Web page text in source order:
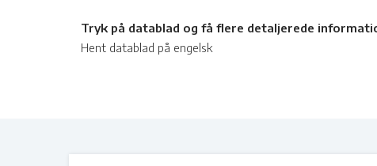
Tryk på datablad og få flere detaljerede
Hent datablad på engelsk